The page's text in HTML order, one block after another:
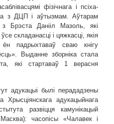
фізічнага і псіха-
з ДЦП і аўтызмам.​ Аўтарам
з Брэста Данііл Мазоль, які
складанасці і цяжкасці, якія
падрыхтаваў сваю кнігу
Выданне зборніка стала
які стартаваў 1 верасня
адукацыі былі перададзены
Хрысціянскага адукацыйнага
развіцця камунікацый
часопісы «Чалавек і